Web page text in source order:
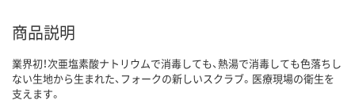
商品説明
業界初！次亜塩素酸ナトリウムで消毒しても、熱湯で消毒しても色落ちし
ない生地から生まれた、フォークの新しいスクラブ。医療現場の衛生を
支えます。